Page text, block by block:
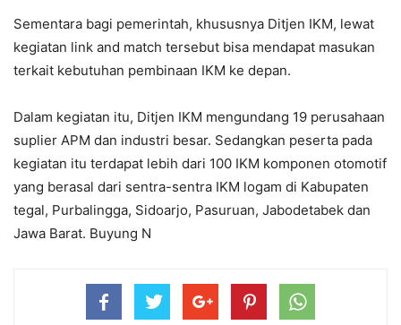
Sementara bagi pemerintah, khususnya Ditjen IKM, lewat
kegiatan link and match tersebut bisa mendapat masukan
terkait kebutuhan pembinaan IKM ke depan.
Dalam kegiatan itu, Ditjen IKM mengundang 19 perusahaan
suplier APM dan industri besar. Sedangkan peserta pada
kegiatan itu terdapat lebih dari 100 IKM komponen otomotif
yang berasal dari sentra-sentra IKM logam di Kabupaten
tegal, Purbalingga, Sidoarjo, Pasuruan, Jabodetabek dan
Jawa Barat. Buyung N